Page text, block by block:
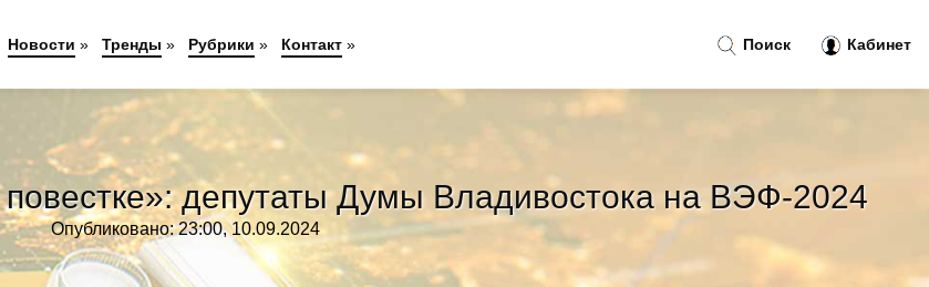
депутаты Думы Владивостока на ВЭФ-2024
Опубликовано: 23:00, 10.09.2024
Поиск Кабинет
Новости » Тренды » Рубрики » Контакт»